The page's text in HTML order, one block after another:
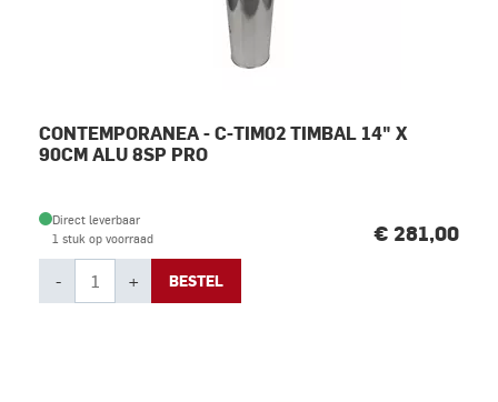
CONTEMPORANEA - C-TIM02 TIMBAL 14" X
90CM ALU 8SP PRO
Direct leverbaar
1 stuk op voorraad
€ 281,00
- + BESTEL